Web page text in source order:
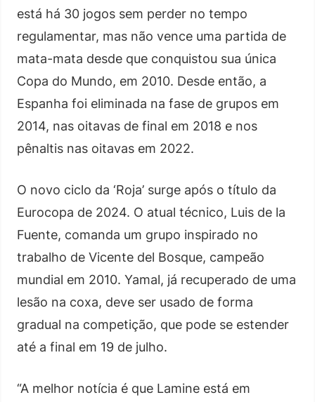
está há 30 jogos sem perder no tempo
regulamentar, mas não vence uma partida de
mata-mata desde que conquistou sua única
Copa do Mundo, em 2010. Desde então, a
Espanha foi eliminada na fase de grupos em
2014, nas oitavas de final em 2018 e nos
pênaltis nas oitavas em 2022.
O novo ciclo da ‘Roja’ surge após o título da
Eurocopa de 2024. O atual técnico, Luis de la
Fuente, comanda um grupo inspirado no
trabalho de Vicente del Bosque, campeão
mundial em 2010. Yamal, já recuperado de uma
lesão na coxa, deve ser usado de forma
gradual na competição, que pode se estender
até a final em 19 de julho.
“A melhor notícia é que Lamine está em